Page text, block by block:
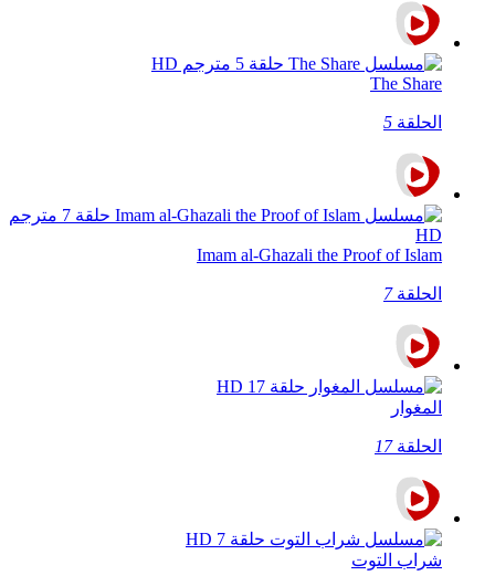
The Share
الحلقة 5
Imam al‑Ghazali the Proof of Islam
الحلقة7
المغوار
الحلقة17
شراب التوت